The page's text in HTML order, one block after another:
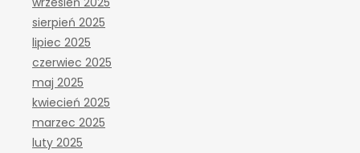
sierpień 2025
lipiec 2025
czerwiec 2025
maj 2025
kwiecień 2025
marzec 2025
luty 2025